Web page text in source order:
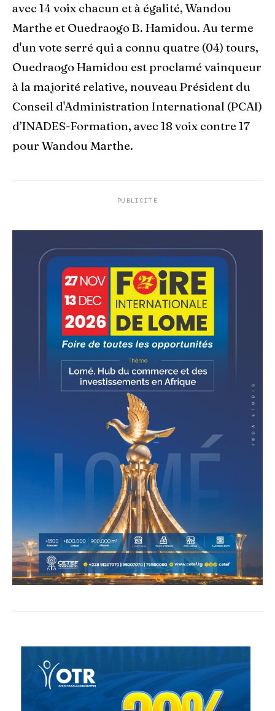
avec 14 voix chacun et à égalité, Wandou
Marthe et Ouedraogo B. Hamidou. Au terme
d'un vote serré qui a connu quatre (04) tours,
Ouedraogo Hamidou est proclamé vainqueur
à la majorité relative, nouveau Président du
Conseil d'Administration International (PCAI)
d’INADES-Formation, avec 18 voix contre 17
pour Wandou Marthe.
PUBLICITÉ